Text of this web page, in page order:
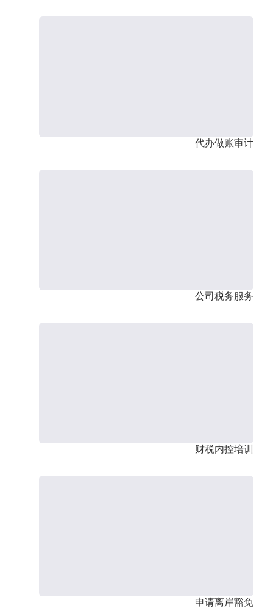
代办做账审计
公司税务服务
财税内控培训
申请离岸豁免